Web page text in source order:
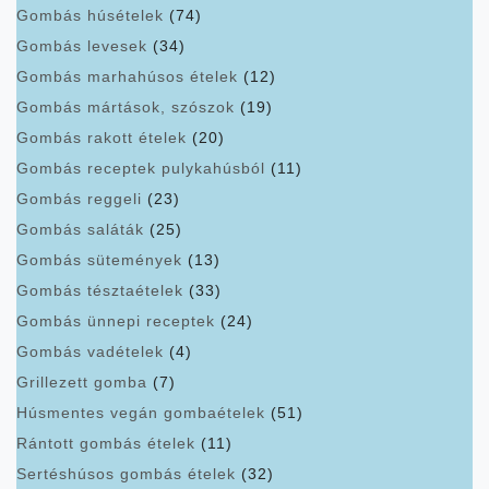
Gombás húsételek (74)
Gombás levesek (34)
Gombás marhahúsos ételek (12)
Gombás mártások, szószok (19)
Gombás rakott ételek (20)
Gombás receptek pulykahúsból (11)
Gombás reggeli (23)
Gombás saláták (25)
Gombás sütemények (13)
Gombás tésztaételek (33)
Gombás ünnepi receptek (24)
Gombás vadételek (4)
Grillezett gomba (7)
Húsmentes vegán gombaételek (51)
Rántott gombás ételek (11)
Sertéshúsos gombás ételek (32)